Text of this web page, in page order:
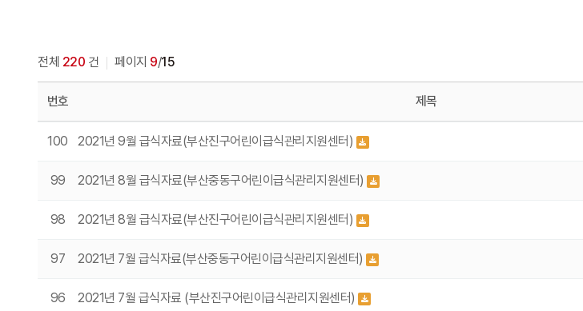
전체 220 건 페이지 9/15
번호 제목
100 2021년 9월 급식자료(부산진구어린이급식관리지원센터)
99 2021년 8월 급식자료(부산중동구어린이급식관리지원센터)
98 2021년 8월 급식자료(부산진구어린이급식관리지원센터)
97 2021년 7월 급식자료(부산중동구어린이급식관리지원센터)
96 2021년 7월 급식자료 (부산진구어린이급식관리지원센터)